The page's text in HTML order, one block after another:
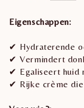
Eigenschappen:
✔ Hydraterende
✔ Vermindert
✔ Egaliseert huid
✔ Rijke crème